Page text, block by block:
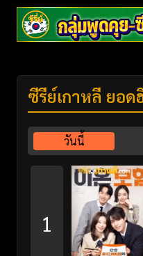
ซีรี่ย์เกาหลี ยอด
วันนี้
1